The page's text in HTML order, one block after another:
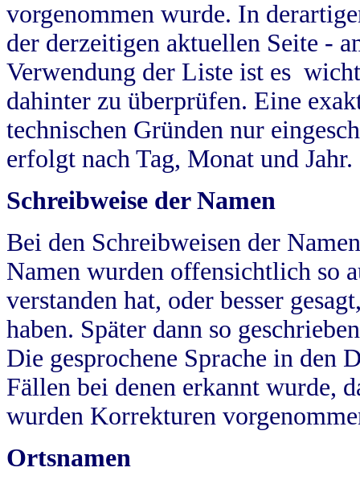
vorgenommen wurde. In
der derzeitigen aktuellen Seite -
Verwendung der Liste ist es
dahinter zu überprüfen. Eine
technischen Gründen nur
erfolgt nach Tag, Monat und Jahr.
Schreibweise der Namen
Bei den Schreibweisen der
Namen wurden offensichtlich so
verstanden hat, oder besser
haben. Später dann so
Die gesprochene Sprache in
Fällen bei denen erkannt wurde,
wurden Korrekturen
Ortsnamen